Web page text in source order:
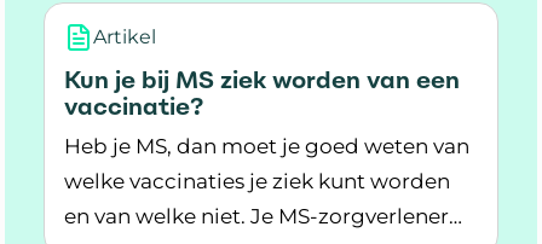
Artikel
Kun je bij MS ziek worden van een
vaccinatie?
Heb je MS, dan moet je goed weten van
welke vaccinaties je ziek kunt worden
en van welke niet. Je MS-zorgverlener